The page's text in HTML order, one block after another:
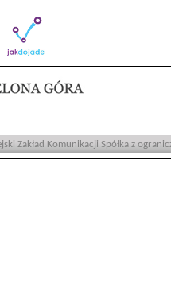
Zakład Komunikacji Spółka z